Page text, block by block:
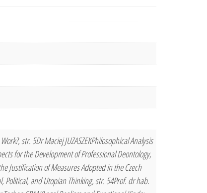
str. 5Dr Maciej JUZASZEKPhilosophical Analysis
for the Development of Professional Deontology,
Justification of Measures Adopted in the Czech
Political, and Utopian Thinking, str. 54Prof. dr hab.